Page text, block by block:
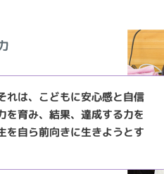
れは、こどもに安心感と自信
を育み、結果、達成する力を
を自ら前向きに生きようとす